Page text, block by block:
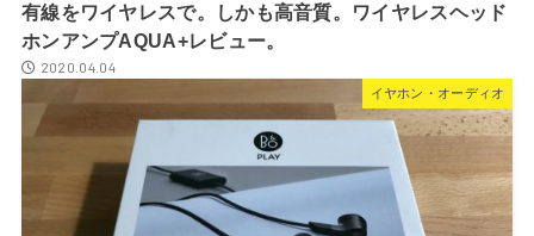
有線をワイヤレスで。しかも高音質。ワイヤレスヘッド
ホンアンプAQUA+レビュー。
2020.04.04
イヤホン・オーディオ